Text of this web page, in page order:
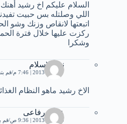
السلام عليكم اخ رشيد
اللي وصلتله بس حبيت
اتبعتها لانقاص وزنك وشو
ركزت عليها خلال فترة
وشكرا
نور الاسلام
7 أبريل، 2013 | 7:46 م قم
الاخ رشيد ماهو النظام
عادل رفاعى
9 أبريل، 2013 | 9:36 ص قم